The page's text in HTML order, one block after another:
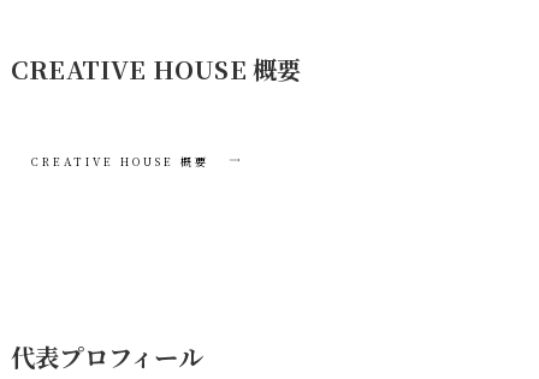
CREATIVE HOUSE 概要
CREATIVE HOUSE 概要
代表プロフィール